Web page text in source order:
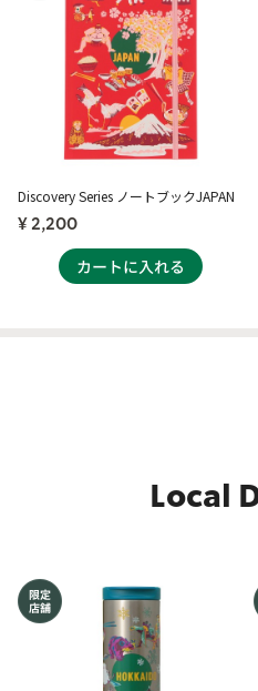
Discovery Series ノートブックJAPAN
¥ 2,200
Local